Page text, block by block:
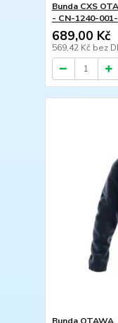
Bunda CXS
- CN-1240-
689,00 Kč
569,42 Kč bez
Bunda